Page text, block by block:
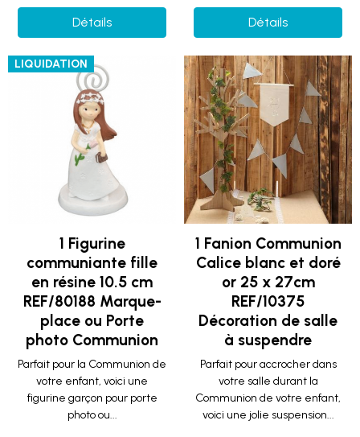
Détails Détails
LIQUIDATION
1 Figurine
communiante fille
en résine 10.5 cm
REF/80188 Marque-
place ou Porte
photo Communion
Parfait pour la Communion de
votre enfant, voici une
figurine garçon pour porte
photo ou...
1 Fanion Communion
Calice blanc et doré
or 25 x 27cm
REF/10375
Décoration de salle
à suspendre
Parfait pour accrocher dans
votre salle durant la
Communion de votre enfant,
voici une jolie suspension...